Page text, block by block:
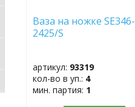
Ваза на ножке SE346-
2425/S
артикул: 93319
кол-во в уп.: 4
мин. партия: 1